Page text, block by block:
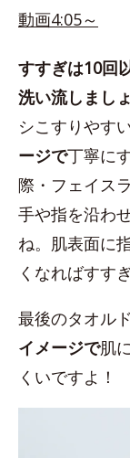
動画4:05～
すすぎは10回
洗い流しまし
シこすりやす
ージで丁寧に
際・フェイス
手や指を沿わ
ね。肌表面に
くなればすす
最後のタオル
イメージで肌
くいですよ！